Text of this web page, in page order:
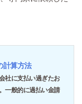
計算方法
社に支払い過ぎたお
一般的に過払い金請